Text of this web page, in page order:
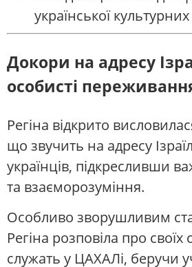
української
Докори на адресу
особисті
Регіна відкрито
що звучить на адресу
українців, підкресливши
та взаєморозуміння.
Особливо зворушливим
Регіна розповіла про своїх
служать у ЦАХАЛі, беручи